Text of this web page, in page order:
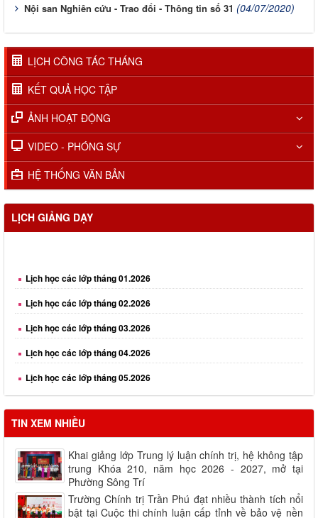
Nội san Nghiên cứu - Trao đổi - Thông tin số 31 (04/07/2020)
LỊCH CÔNG TÁC THÁNG
KẾT QUẢ HỌC TẬP
ẢNH HOẠT ĐỘNG
VIDEO - PHÓNG SỰ
HỆ THỐNG VĂN BẢN
LỊCH GIẢNG DẠY
Lịch học các lớp tháng 02.2026
Lịch học các lớp tháng 03.2026
Lịch học các lớp tháng 04.2026
Lịch học các lớp tháng 05.2026
Lịch học các lớp tháng 08.2026
TIN XEM NHIỀU
Khai giảng lớp Trung lý luận chính trị, hệ không tập
trung Khóa 210, năm học 2026 - 2027, mở tại
Phường Sông Trí
Trường Chính trị Trần Phú đạt nhiều thành tích nổi
bật tại Cuộc thi chính luận cấp tỉnh về bảo vệ nền